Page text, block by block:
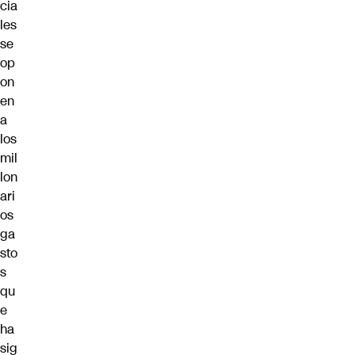
cia
les
se
op
on
en
a
los
mil
lon
ari
os
ga
sto
s
qu
e
ha
sig